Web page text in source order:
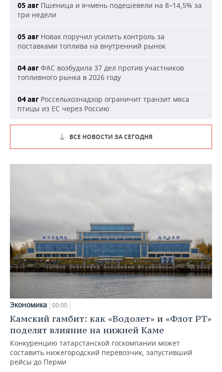
05 авг Пшеница и ячмень подешевели на 8–14,5% за
три недели
05 авг Новак поручил усилить контроль за
поставками топлива на внутренний рынок
04 авг ФАС возбудила 37 дел против участников
топливного рынка в 2026 году
04 авг Россельхознадзор ограничит транзит мяса
птицы из ЕС через Россию
ВСЕ НОВОСТИ ЗА СЕГОДНЯ
Экономика 00:00
Камский гамбит: как «Водолет» и «Флот РТ»
поделят влияние на нижней Каме
Конкуренцию татарстанской госкомпании может
составить нижегородский перевозчик, запустивший
рейсы до Перми